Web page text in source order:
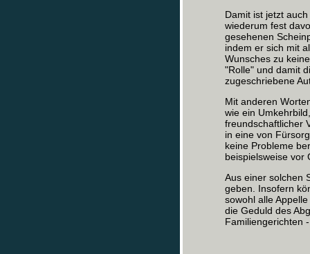
Damit ist jetzt
wiederum fest
gesehenen
indem er sich mit
Wunsches zu
"Rolle" und damit
zugeschriebene
Mit anderen
wie ein
freundschaftlicher
in eine von
keine Probleme
beispielsweise vor
Aus einer solchen
geben. Insofern
sowohl alle
die Geduld des
Familiengerichten